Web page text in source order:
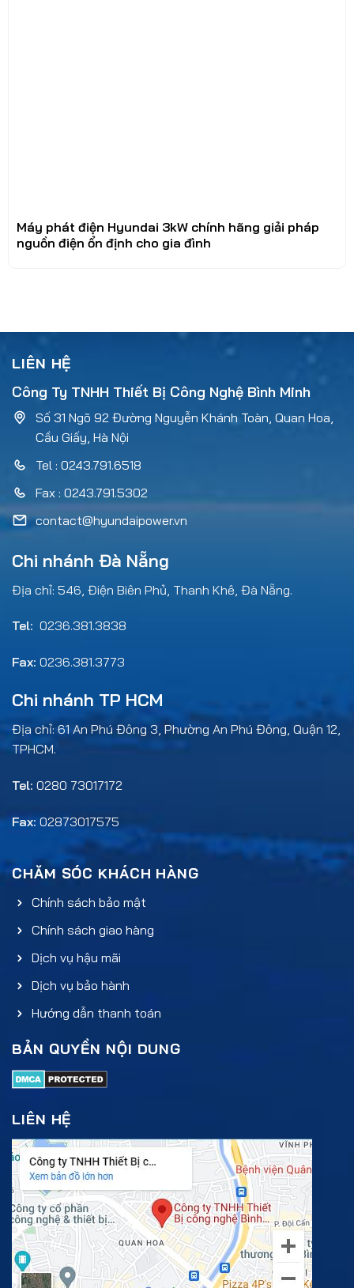
Máy phát điện Hyundai 3kW chính hãng giải pháp
nguồn điện ổn định cho gia đình
LIÊN HỆ
Công Ty TNHH Thiết Bị Công Nghệ Bình Minh
Số 31 Ngõ 92 Đường Nguyễn Khánh Toàn, Quan Hoa,
Cầu Giấy, Hà Nội
Tel : 0243.791.6518
Fax : 0243.791.5302
contact@hyundaipower.vn
Chi nhánh Đà Nẵng
Địa chỉ: 546, Điện Biên Phủ, Thanh Khê, Đà Nẵng.
Tel: 0236.381.3838
Fax: 0236.381.3773
Chi nhánh TP HCM
Địa chỉ: 61 An Phú Đông 3, Phường An Phú Đông, Quận 12,
TPHCM.
Tel: 0280 73017172
Fax: 02873017575
CHĂM SÓC KHÁCH HÀNG
Chính sách bảo mật
Chính sách giao hàng
Dịch vụ hậu mãi
Dịch vụ bảo hành
Hướng dẫn thanh toán
BẢN QUYỀN NỘI DUNG
LIÊN HỆ